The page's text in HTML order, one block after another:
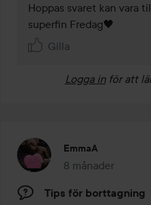
Hoppas svaret kan vara
superfin Fredag🖤
Gilla
Logga in för att
EmmaA
8 månader
Inlägget skapades
Tips för borttagning